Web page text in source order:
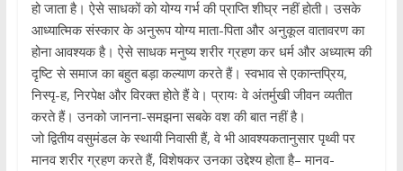
हो जाता है। ऐसे साधकों को योग्य गर्भ की प्राप्ति शीघ्र नहीं होती। उसके
आध्यात्मिक संस्कार के अनुरूप योग्य माता-पिता और अनुकूल वातावरण का
होना आवश्यक है। ऐसे साधक मनुष्य शरीर ग्रहण कर धर्म और अध्यात्म की
दृष्टि से समाज का बहुत बड़ा कल्याण करते हैं। स्वभाव से एकान्तप्रिय,
निस्पृ-ह, निरपेक्ष और विरक्त होते हैं वे। प्रायः वे अंतर्मुखी जीवन व्यतीत
करते हैं। उनको जानना-समझना सबके वश की बात नहीं है।
जो द्वितीय वसुमंडल के स्थायी निवासी हैं, वे भी आवश्यकतानुसार पृथ्वी पर
मानव शरीर ग्रहण करते हैं, विशेषकर उनका उद्देश्य होता है– मानव-